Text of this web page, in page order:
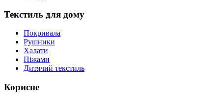
Текстиль для дому
Покривала
Рушники
Халати
Піжами
Дитячий текстиль
Корисне